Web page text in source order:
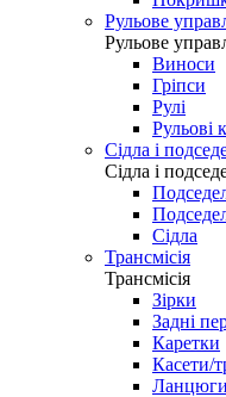
Рульове
Рульове
Виноси
Гріпси
Рулі
Рульові
Сідла і
Сідла і
Сідла
Трансмісія
Трансмісія
Зірки
Задні
Каретки
Касети/
Ланцюги